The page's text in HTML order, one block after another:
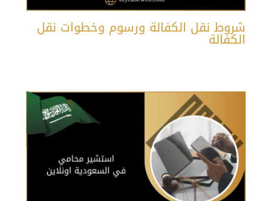
شروط نقل الكفالة ورسوم وخطوات نقل
الكفالة